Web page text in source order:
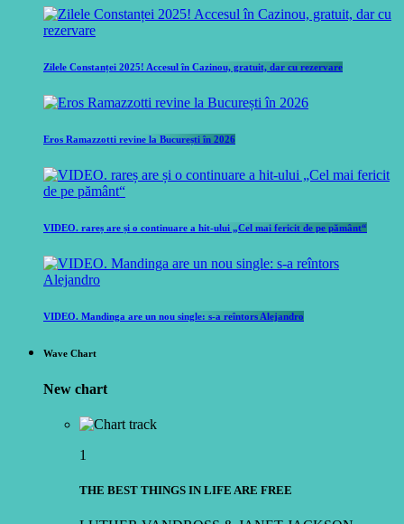
Zilele Constanței 2025! Accesul în Cazinou, gratuit, dar cu rezervare
Eros Ramazzotti revine la București în 2026
VIDEO. rareș are și o continuare a hit-ului „Cel mai fericit de pe pământ“
VIDEO. Mandinga are un nou single: s-a reîntors Alejandro
Wave Chart
New chart
1
THE BEST THINGS IN LIFE ARE FREE